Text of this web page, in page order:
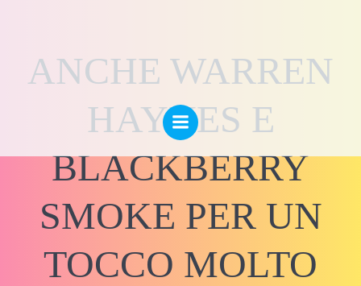
ANCHE WARREN
HAYNES E
BLACKBERRY
SMOKE PER UN
TOCCO MOLTO